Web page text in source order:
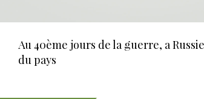
Au 40ème jours de la guerre, a
du pays